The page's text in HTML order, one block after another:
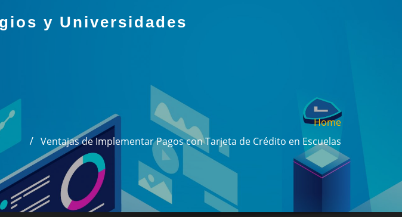
y Universidades
Home
Ventajas de Implementar Pagos con Tarjeta de Crédito en Escuelas